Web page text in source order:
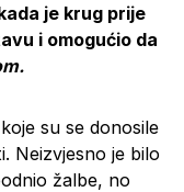
je krug prije
i omogućio da
su se donosile
Neizvjesno je bilo
žalbe, no